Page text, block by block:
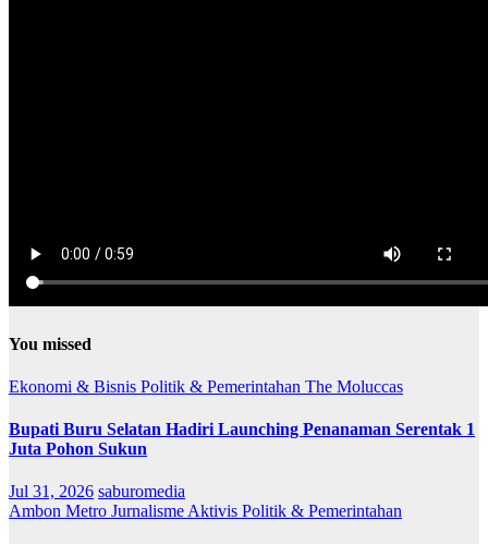
You missed
Ekonomi & Bisnis Politik & Pemerintahan The Moluccas
Bupati Buru Selatan Hadiri Launching Penanaman Serentak 1
Juta Pohon Sukun
Jul 31, 2026 saburomedia
Ambon Metro Jurnalisme Aktivis Politik & Pemerintahan